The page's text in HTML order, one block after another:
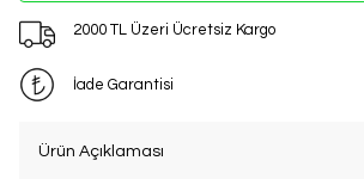
2000 TL Üzeri Ücretsiz Kargo
İade Garantisi
Ürün Açıklaması